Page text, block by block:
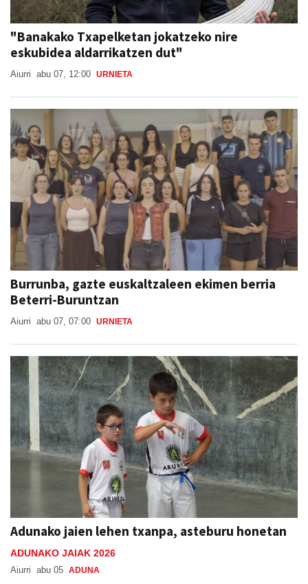
"Banakako Txapelketan jokatzeko nire
eskubidea aldarrikatzen dut"
Aiurri abu 07, 12:00 URNIETA
Burrunba, gazte euskaltzaleen ekimen berria
Beterri-Buruntzan
Aiurri abu 07, 07:00 URNIETA
Adunako jaien lehen txanpa, asteburu honetan
ADUNAKO JAIAK 2026
Aiurri abu 05 ADUNA